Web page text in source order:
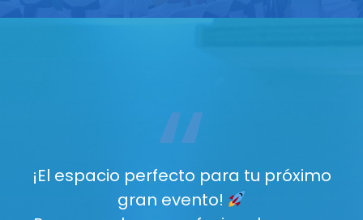
“
¡El espacio perfecto para tu próximo
gran evento!